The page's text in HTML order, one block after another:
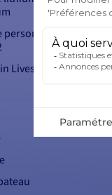
personnelle AIS
Livescope 2